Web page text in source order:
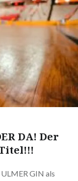
DA! Der
GIN als